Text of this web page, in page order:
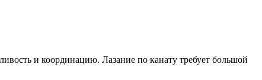
и координацию. Лазание по канату требует большой